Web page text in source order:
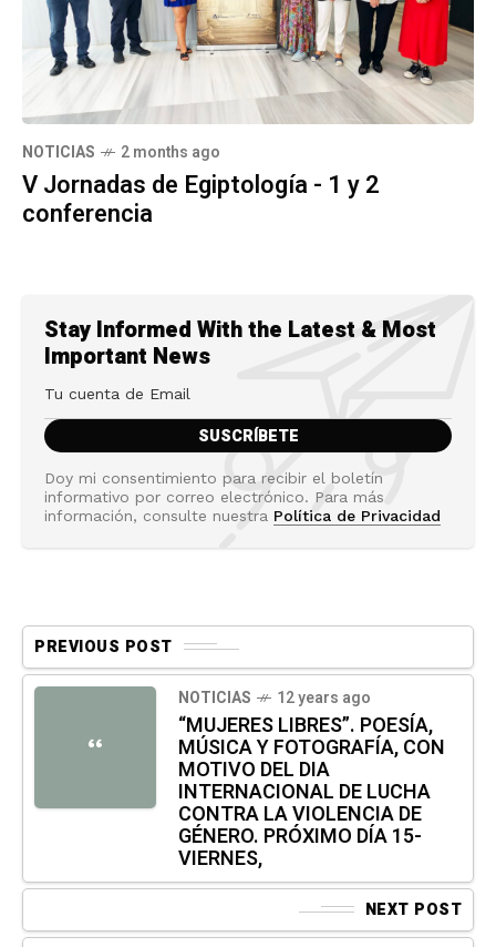
NOTICIAS 2 months ago
V Jornadas de Egiptología - 1 y 2
conferencia
Stay Informed With the Latest & Most
Important News
Doy mi consentimiento para recibir el boletín
informativo por correo electrónico. Para más
información, consulte nuestra Política de Privacidad
PREVIOUS POST
“
NOTICIAS 12 years ago
“MUJERES LIBRES”. POESÍA,
MÚSICA Y FOTOGRAFÍA, CON
MOTIVO DEL DIA
INTERNACIONAL DE LUCHA
CONTRA LA VIOLENCIA DE
GÉNERO. PRÓXIMO DÍA 15-
VIERNES,
NEXT POST